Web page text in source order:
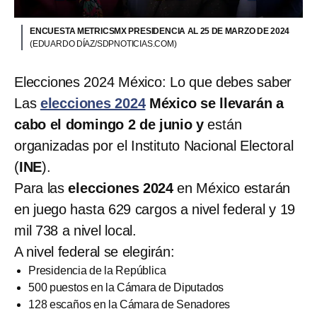
ENCUESTA METRICSMX PRESIDENCIA AL 25 DE MARZO DE 2024
(EDUARDO DÍAZ/SDPNOTICIAS.COM)
Elecciones 2024 México: Lo que debes saber
Las elecciones 2024México se llevarán a
cabo el domingo 2 de junio y están
organizadas por el Instituto Nacional Electoral
(INE).
Para laselecciones 2024en México estarán
en juego hasta 629 cargos a nivel federal y 19
mil 738 a nivel local.
A nivel federal se elegirán:
Presidencia de la República
500 puestos en la Cámara de Diputados
128 escaños en la Cámara de Senadores